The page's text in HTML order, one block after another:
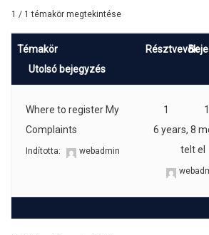
1 / 1 témakör megtekintése
Témakör Résztvevők
Utolsó bejegyzés
Where to register My
Complaints
Indította: webadmin
1
1
6 years, 8
telt el